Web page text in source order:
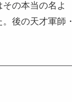
の本当の名よ
後の天才軍師・